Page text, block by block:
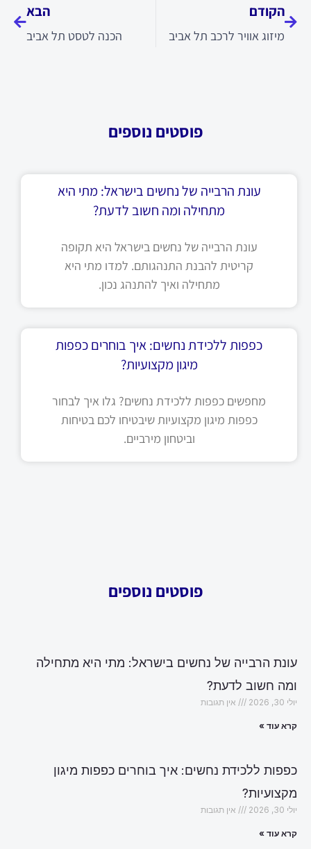
הקודם
מיזוג אוויר לרכב תל אביב
הבא
הכנה לטסט תל אביב
פוסטים נוספים
עונת הרבייה של נחשים בישראל: מתי היא
מתחילה ומה חשוב לדעת?
עונת הרבייה של נחשים בישראל היא תקופה
קריטית להבנת התנהגותם. למדו מתי היא
מתחילה ואיך להתנהג נכון.
כפפות ללכידת נחשים: איך בוחרים כפפות
מיגון מקצועיות?
מחפשים כפפות ללכידת נחשים? גלו איך לבחור
כפפות מיגון מקצועיות שיבטיחו לכם בטיחות
וביטחון מירביים.
פוסטים נוספים
עונת הרבייה של נחשים בישראל: מתי היא מתחילה
ומה חשוב לדעת?
יולי 30, 2026 אין תגובות
קרא עוד »
כפפות ללכידת נחשים: איך בוחרים כפפות מיגון
מקצועיות?
יולי 30, 2026 אין תגובות
קרא עוד »